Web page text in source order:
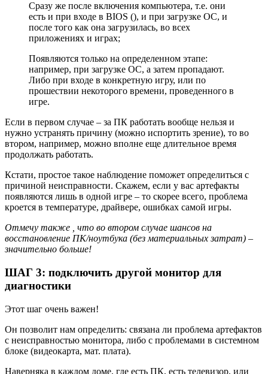
Сразу же после включения компьютера, т.е. они
есть и при входе в BIOS (), и при загрузке ОС, и
после того как она загрузилась, во всех
приложениях и играх;
Появляются только на определенном этапе:
например, при загрузке ОС, а затем пропадают.
Либо при входе в конкретную игру, или по
прошествии некоторого времени, проведенного в
игре.
Если в первом случае – за ПК работать вообще нельзя и
нужно устранять причину (можно испортить зрение), то во
втором, например, можно вполне еще длительное время
продолжать работать.
Кстати, простое такое наблюдение поможет определиться с
причиной неисправности. Скажем, если у вас артефакты
появляются лишь в одной игре – то скорее всего, проблема
кроется в температуре, драйвере, ошибках самой игры.
Отмечу также , что во втором случае шансов на
восстановление ПК/ноутбука (без материальных затрат) –
значительно больше!
ШАГ 3: подключить другой монитор для
диагностики
Этот шаг очень важен!
Он позволит нам определить: связана ли проблема артефактов
с неисправностью монитора, либо с проблемами в системном
блоке (видеокарта, мат. плата).
Наверняка в каждом доме, где есть ПК, есть телевизор, или